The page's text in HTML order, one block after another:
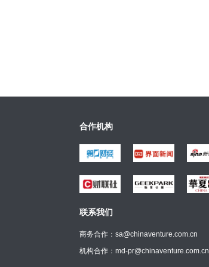
合作机构
联系我们
商务合作：sa@chinaventure.com.cn
机构合作：md-pr@chinaventure.com.cn